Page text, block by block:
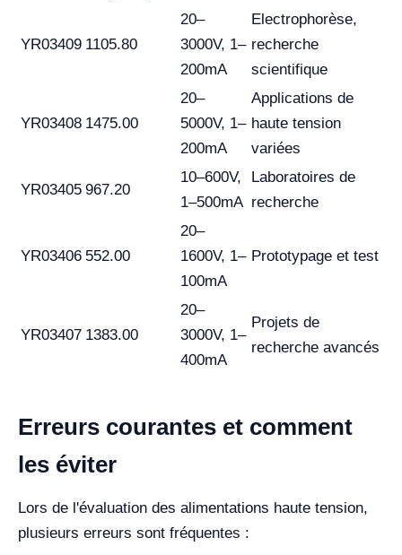
YR03409 1105.80
20–
3000V, 1–
200mA
Electrophorèse,
recherche
scientifique
YR03408 1475.00
20–
5000V, 1–
200mA
Applications de
haute tension
variées
YR03405 967.20
10–600V,
1–500mA
Laboratoires de
recherche
YR03406 552.00
20–
1600V, 1–
100mA
Prototypage et test
YR03407 1383.00
20–
3000V, 1–
400mA
Projets de
recherche avancés
Erreurs courantes et comment
les éviter
Lors de l'évaluation des alimentations haute tension,
plusieurs erreurs sont fréquentes :